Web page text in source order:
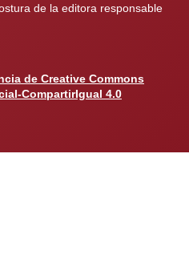
de la editora responsable
de Creative Commons
CompartirIgual 4.0